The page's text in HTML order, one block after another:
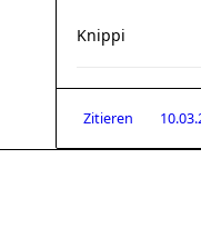
Knippi
Zitieren